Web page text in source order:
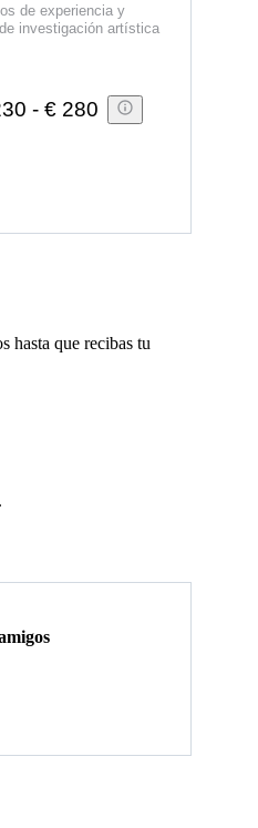
de experiencia y
investigación artística
- € 280
hasta que recibas tu
.